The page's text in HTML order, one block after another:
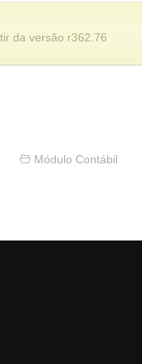
da versão r362.76
Módulo Contábil